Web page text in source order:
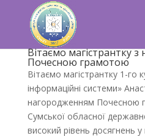
Вітаємо магістрантку
Почесною грамотою
Вітаємо магістрантку 1-го
інформаційні системи»
нагородженням Почесною
Сумської обласної
високий рівень досягнень у